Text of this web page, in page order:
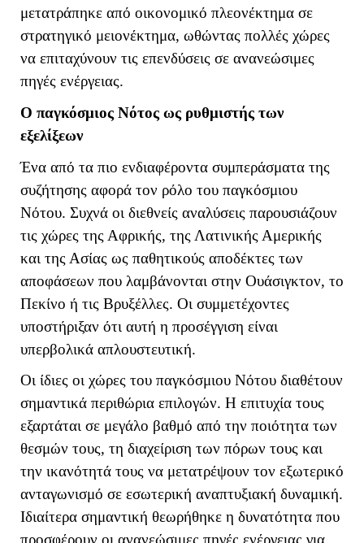
μετατράπηκε από οικονομικό πλεονέκτημα σε
στρατηγικό μειονέκτημα, ωθώντας πολλές χώρες
να επιταχύνουν τις επενδύσεις σε ανανεώσιμες
πηγές ενέργειας.
Ο παγκόσμιος Νότος ως ρυθμιστής των
εξελίξεων
Ένα από τα πιο ενδιαφέροντα συμπεράσματα της
συζήτησης αφορά τον ρόλο του παγκόσμιου
Νότου. Συχνά οι διεθνείς αναλύσεις παρουσιάζουν
τις χώρες της Αφρικής, της Λατινικής Αμερικής
και της Ασίας ως παθητικούς αποδέκτες των
αποφάσεων που λαμβάνονται στην Ουάσιγκτον, το
Πεκίνο ή τις Βρυξέλλες. Οι συμμετέχοντες
υποστήριξαν ότι αυτή η προσέγγιση είναι
υπερβολικά απλουστευτική.
Οι ίδιες οι χώρες του παγκόσμιου Νότου διαθέτουν
σημαντικά περιθώρια επιλογών. Η επιτυχία τους
εξαρτάται σε μεγάλο βαθμό από την ποιότητα των
θεσμών τους, τη διαχείριση των πόρων τους και
την ικανότητά τους να μετατρέψουν τον εξωτερικό
ανταγωνισμό σε εσωτερική αναπτυξιακή δυναμική.
Ιδιαίτερα σημαντική θεωρήθηκε η δυνατότητα που
προσφέρουν οι ανανεώσιμες πηγές ενέργειας για